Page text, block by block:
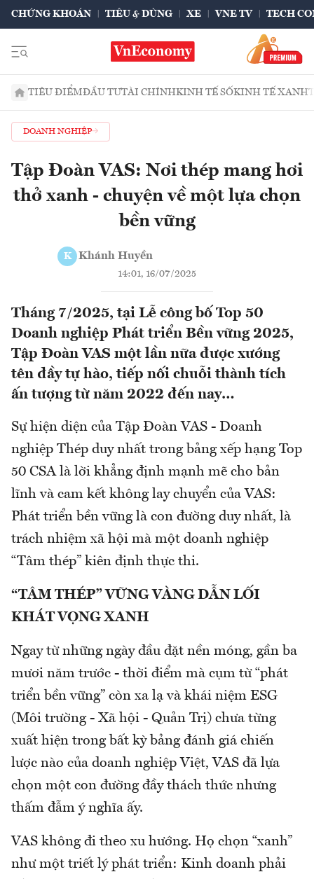
CHỨNG KHOÁN TIÊU & DÙNG XE VNE TV TECH
TIÊU ĐIỂMĐẦU TƯTÀI CHÍNHKINH TẾ SỐKINH TẾ XANH
DOANH NGHIỆP
Tập Đoàn VAS: Nơi thép mang hơi
thở xanh - chuyện về một lựa chọn
bền vững
K Khánh Huyền
14:01, 16/07/2025
Tháng 7/2025, tại Lễ công bố Top 50
Doanh nghiệp Phát triển Bền vững 2025,
Tập Đoàn VAS một lần nữa được xướng
tên đầy tự hào, tiếp nối chuỗi thành tích
ấn tượng từ năm 2022 đến nay…
Sự hiện diện của Tập Đoàn VAS - Doanh
nghiệp Thép duy nhất trong bảng xếp hạng Top
50 CSA là lời khẳng định mạnh mẽ cho bản
lĩnh và cam kết không lay chuyển của VAS:
Phát triển bền vững là con đường duy nhất, là
trách nhiệm xã hội mà một doanh nghiệp
“Tâm thép” kiên định thực thi.
“TÂM THÉP” VỮNG VÀNG DẪN LỐI
KHÁT VỌNG XANH
Ngay từ những ngày đầu đặt nền móng, gần ba
mươi năm trước - thời điểm mà cụm từ “phát
triển bền vững” còn xa lạ và khái niệm ESG
(Môi trường - Xã hội - Quản Trị) chưa từng
xuất hiện trong bất kỳ bảng đánh giá chiến
lược nào của doanh nghiệp Việt, VAS đã lựa
chọn một con đường đầy thách thức nhưng
thấm đẫm ý nghĩa ấy.
VAS không đi theo xu hướng. Họ chọn “xanh”
như một triết lý phát triển: Kinh doanh phải